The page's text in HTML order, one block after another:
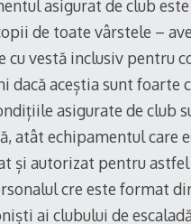
asigurat de club
de toate vârstele –
cu vestă inclusiv pentru
dacă aceștia sunt foarte
asigurate de club
atât echipamentul care
și autorizat pentru
cre este format
ai clubului de